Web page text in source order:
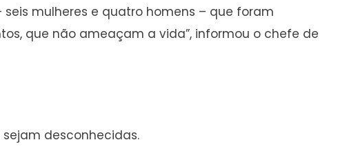
seis mulheres e quatro homens – que foram
que não ameaçam a vida”, informou o chefe de
desconhecidas.